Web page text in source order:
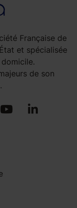
Française de
et spécialisée
de son